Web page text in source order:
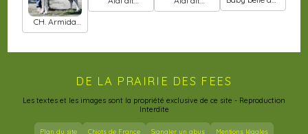
CH. Armida
claudia
amazone du
amazone du
domaines du
DE LA PRAIRIE DES FEES
Les textes et les images sont la propriété exclusive de ce site - Reproduction
Interdite
Plan du site Chiots de France Signaler un abus Mentions légales